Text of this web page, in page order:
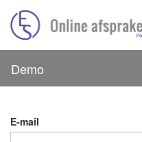
Demo
E-mail